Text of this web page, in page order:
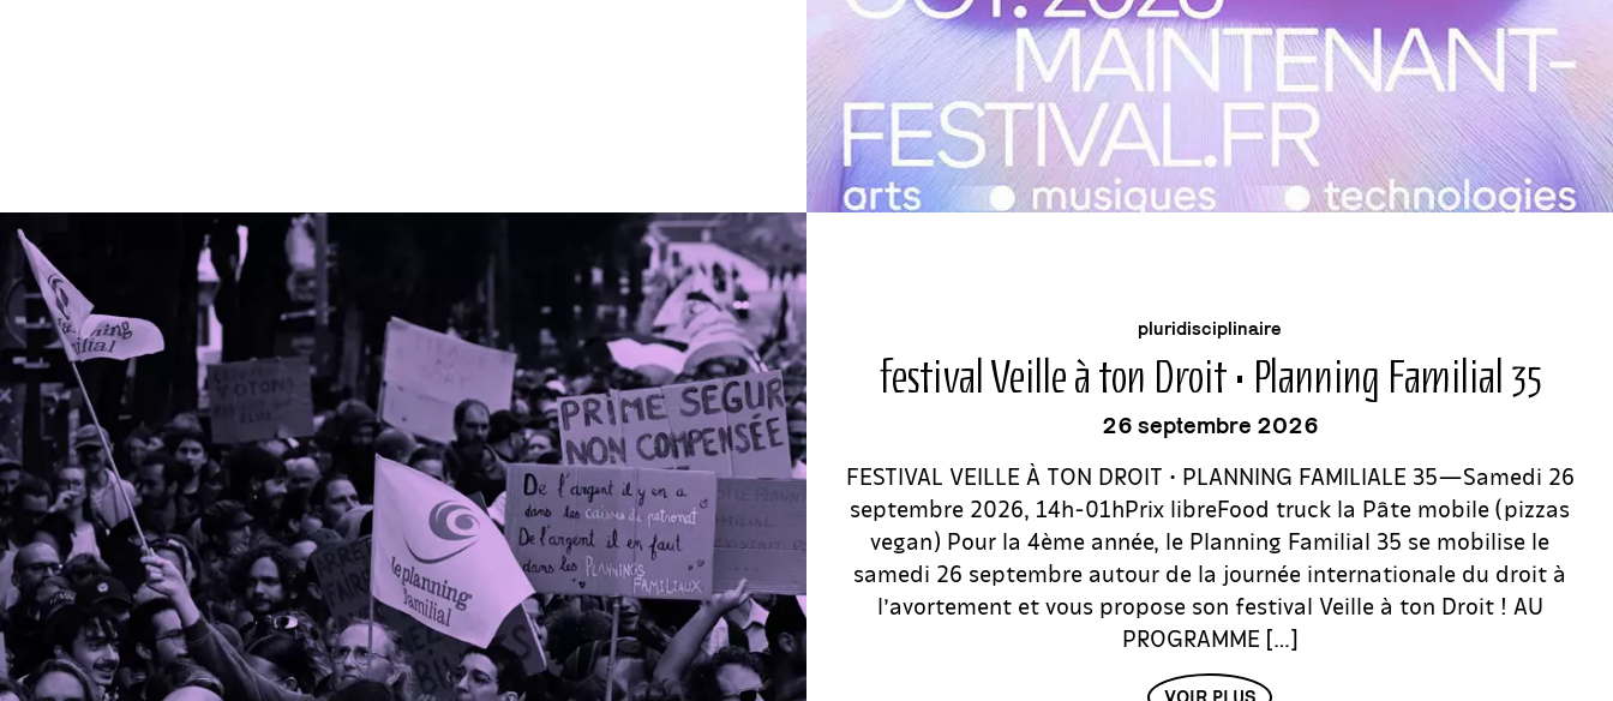
événement
pluridisciplinaire
festival Veille à ton Droit • Planning Familial 35
26 septembre 2026
FESTIVAL VEILLE À TON DROIT • PLANNING FAMILIALE 35—Samedi 26
septembre 2026, 14h-01hPrix libreFood truck la Pâte mobile (pizzas
vegan) Pour la 4ème année, le Planning Familial 35 se mobilise le
samedi 26 septembre autour de la journée internationale du droit à
l’avortement et vous propose son festival Veille à ton Droit ! AU
PROGRAMME […]
VOIR PLUS